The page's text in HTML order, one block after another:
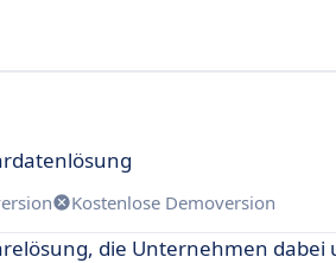
Kostenlose Demoversion
die Unternehmen